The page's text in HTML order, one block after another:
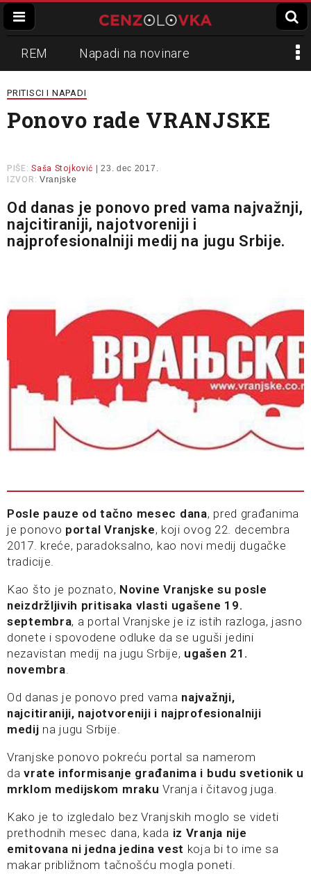
REM Napadi na novinare
Zvučni top
Propaganda Lokalni mediji
PRITISCI I NAPADI
Ponovo rade VRANJSKE
PIŠE: Saša Stojković | 23. dec 2017.
IZVOR: Vranjske
Od danas je ponovo pred vama najvažnji,
najcitiraniji, najotvoreniji i
najprofesionalniji medij na jugu Srbije.
Posle pauze od tačno mesec dana, pred građanima
je ponovo portal Vranjske, koji ovog 22. decembra
2017. kreće, paradoksalno, kao novi medij dugačke
tradicije.
Kao što je poznato, Novine Vranjske su posle
neizdržljivih pritisaka vlasti ugašene 19.
septembra, a portal Vranjske je iz istih razloga, jasno
donete i spovodene odluke da se uguši jedini
nezavistan medij na jugu Srbije, ugašen 21.
novembra.
Od danas je ponovo pred vama najvažnji,
najcitiraniji, najotvoreniji i najprofesionalniji
medij na jugu Srbije.
Vranjske ponovo pokreću portal sa namerom
davrate informisanje građanima i budu svetionik u
mrklom medijskom mraku Vranja i čitavog juga.
Kako je to izgledalo bez Vranjskih moglo se videti
prethodnih mesec dana, kada iz Vranja nije
emitovana ni jedna jedina vest koja bi to ime sa
makar približnom tačnošću mogla poneti.